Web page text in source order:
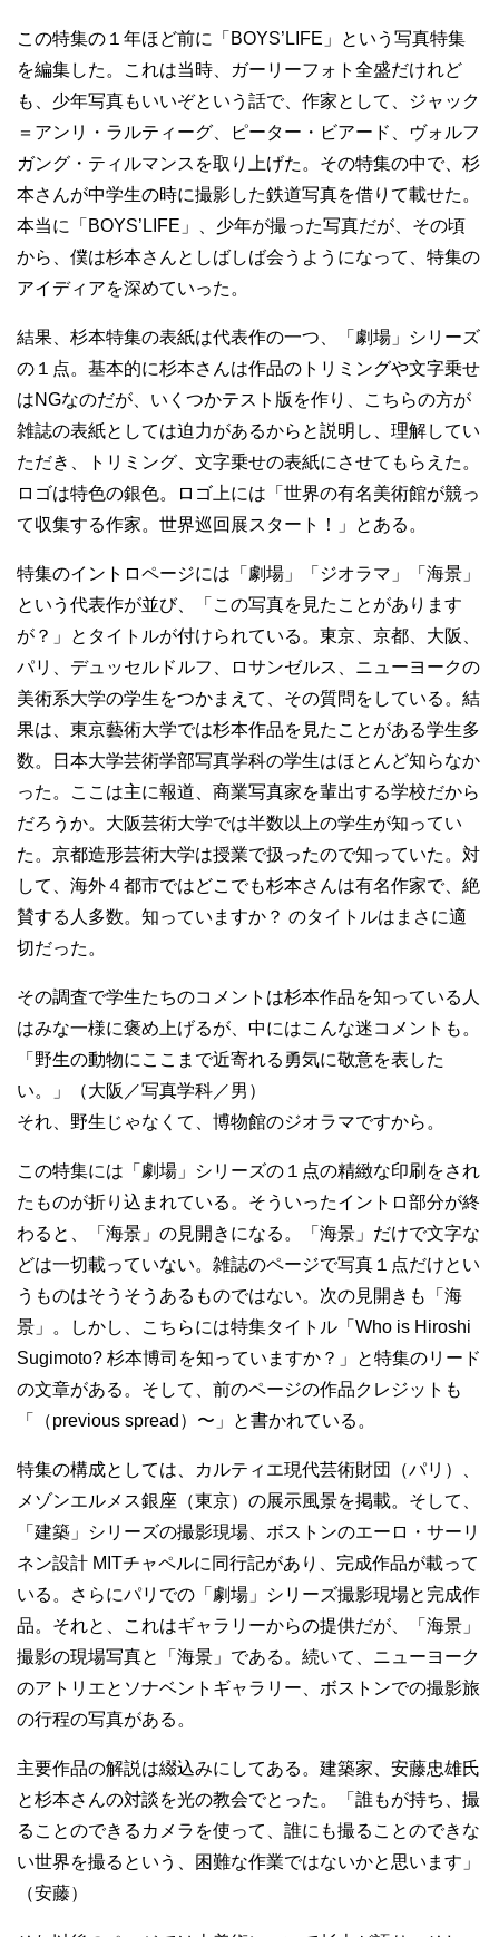
この特集の１年ほど前に「BOYS’LIFE」という写真特集
を編集した。これは当時、ガーリーフォト全盛だけれど
も、少年写真もいいぞという話で、作家として、ジャック
＝アンリ・ラルティーグ、ピーター・ビアード、ヴォルフ
ガング・ティルマンスを取り上げた。その特集の中で、杉
本さんが中学生の時に撮影した鉄道写真を借りて載せた。
本当に「BOYS’LIFE」、少年が撮った写真だが、その頃
から、僕は杉本さんとしばしば会うようになって、特集の
アイディアを深めていった。
結果、杉本特集の表紙は代表作の一つ、「劇場」シリーズ
の１点。基本的に杉本さんは作品のトリミングや文字乗せ
はNGなのだが、いくつかテスト版を作り、こちらの方が
雑誌の表紙としては迫力があるからと説明し、理解してい
ただき、トリミング、文字乗せの表紙にさせてもらえた。
ロゴは特色の銀色。ロゴ上には「世界の有名美術館が競っ
て収集する作家。世界巡回展スタート！」とある。
特集のイントロページには「劇場」「ジオラマ」「海景」
という代表作が並び、「この写真を見たことがあります
が？」とタイトルが付けられている。東京、京都、大阪、
パリ、デュッセルドルフ、ロサンゼルス、ニューヨークの
美術系大学の学生をつかまえて、その質問をしている。結
果は、東京藝術大学では杉本作品を見たことがある学生多
数。日本大学芸術学部写真学科の学生はほとんど知らなか
った。ここは主に報道、商業写真家を輩出する学校だから
だろうか。大阪芸術大学では半数以上の学生が知ってい
た。京都造形芸術大学は授業で扱ったので知っていた。対
して、海外４都市ではどこでも杉本さんは有名作家で、絶
賛する人多数。知っていますか？ のタイトルはまさに適
切だった。
その調査で学生たちのコメントは杉本作品を知っている人
はみな一様に褒め上げるが、中にはこんな迷コメントも。
「野生の動物にここまで近寄れる勇気に敬意を表した
い。」（大阪／写真学科／男）
それ、野生じゃなくて、博物館のジオラマですから。
この特集には「劇場」シリーズの１点の精緻な印刷をされ
たものが折り込まれている。そういったイントロ部分が終
わると、「海景」の見開きになる。「海景」だけで文字な
どは一切載っていない。雑誌のページで写真１点だけとい
うものはそうそうあるものではない。次の見開きも「海
景」。しかし、こちらには特集タイトル「Who is Hiroshi
Sugimoto? 杉本博司を知っていますか？」と特集のリード
の文章がある。そして、前のページの作品クレジットも
「（previous spread）〜」と書かれている。
特集の構成としては、カルティエ現代芸術財団（パリ）、
メゾンエルメス銀座（東京）の展示風景を掲載。そして、
「建築」シリーズの撮影現場、ボストンのエーロ・サーリ
ネン設計 MITチャペルに同行記があり、完成作品が載って
いる。さらにパリでの「劇場」シリーズ撮影現場と完成作
品。それと、これはギャラリーからの提供だが、「海景」
撮影の現場写真と「海景」である。続いて、ニューヨーク
のアトリエとソナベントギャラリー、ボストンでの撮影旅
の行程の写真がある。
主要作品の解説は綴込みにしてある。建築家、安藤忠雄氏
と杉本さんの対談を光の教会でとった。「誰もが持ち、撮
ることのできるカメラを使って、誰にも撮ることのできな
い世界を撮るという、困難な作業ではないかと思います」
（安藤）